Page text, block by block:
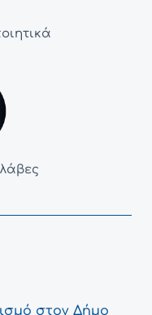
στον Δήμο